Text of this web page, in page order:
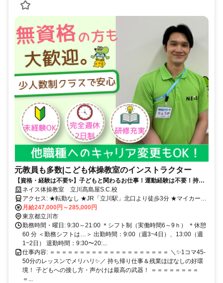
元教員も多数|こども体操教室のインストラクター
【資格・経験は不要✨】子どもと関わるお仕事！運動経験は不要！持ち
帰りなし・完全週休2日・1日4～5レッスンのみ
ネイス体操教室 立川髙島屋S.C.校
アクセス: ★転勤なし ★JR「立川駅」北口より徒歩3分 ★マイカー・
バイク・自転車通勤OK！ （無料駐車場・駐輪場を完備しています）
…………………………………………… ▼他教室ご希望もお気軽にお
問い合わせください！ ・三和八王子みなみ野校 ・リヴィンオズ大泉
校 ・ミーツ国分寺校 ・サミット東寺方校
月給247,000円～285,000円
東京都立川市
勤務時間・曜日: 9:30～21:00 ＊シフト制（実働時間6～9ｈ） ＊休憩
60 分 ＜勤務シフトは…＞ 出勤時間：9:00（週3~4日）、13:00（週
1~2日） 退勤時間：9:30〜20:...
仕事内容: ＝＝＝＝＝＝＝＝＝＝＝＝＝＝＝＝＝＝＝＝ ＼✨1コマ45-
50分のレッスンでメリハリ✨／ 持ち帰り仕事＆残業ほぼなしの好環
境！ 子どもへの接し方・声かけは最高の武器！ ＝＝＝＝＝＝＝＝
＝...